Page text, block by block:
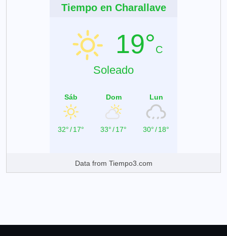
Tiempo en Charallave
19°C
Soleado
Sáb
32°/17°
Dom
33°/17°
Lun
30°/18°
Data from Tiempo3.com